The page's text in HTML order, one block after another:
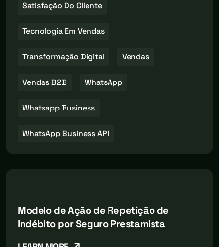
Satisfação Do Cliente
Tecnologia Em Vendas
Transformação Digital Vendas
Vendas B2B WhatsApp
Whatsapp Business
WhatsApp Business API
Modelo de Ação de Repetição de
Indébito por Seguro Prestamista